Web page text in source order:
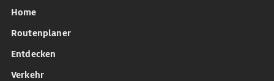
Home
Routenplaner
Entdecken
Verkehr